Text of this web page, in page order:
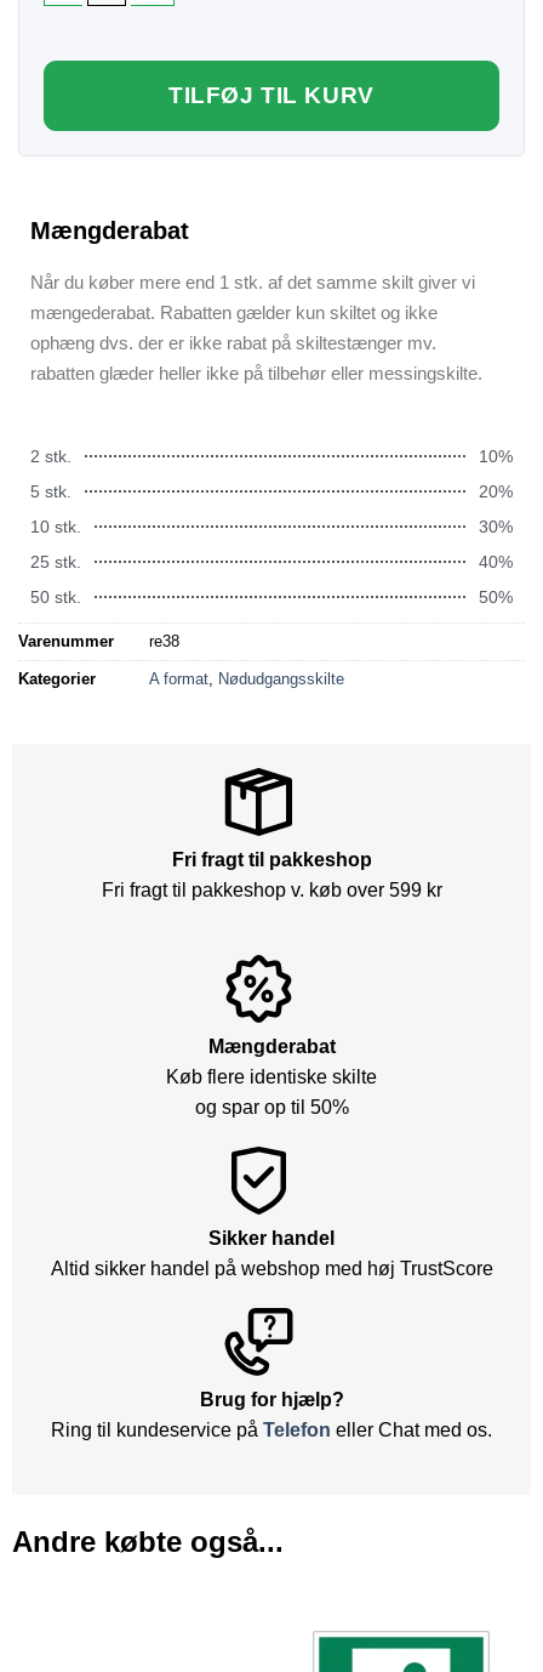
TILFØJ TIL KURV
Mængderabat
Når du køber mere end 1 stk. af det samme skilt giver vi
mængederabat. Rabatten gælder kun skiltet og ikke
ophæng dvs. der er ikke rabat på skiltestænger mv.
rabatten glæder heller ikke på tilbehør eller messingskilte.
2 stk.
10%
5 stk.
20%
10 stk.
30%
25 stk.
40%
50 stk.
50%
Varenummer re38
Kategorier A format, Nødudgangsskilte
Fri fragt til pakkeshop
Fri fragt til pakkeshop v. køb over 599 kr
Mængderabat
Køb flere identiske skilte
og spar op til 50%
Sikker handel
Altid sikker handel på webshop med høj TrustScore
Brug for hjælp?
Ring til kundeservice på Telefon eller Chat med os.
Andre købte også...